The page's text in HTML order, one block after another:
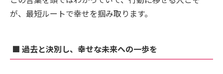
が、最短ルートで幸せを掴み取ります。
■ 過去と決別し、幸せな未来への一歩を